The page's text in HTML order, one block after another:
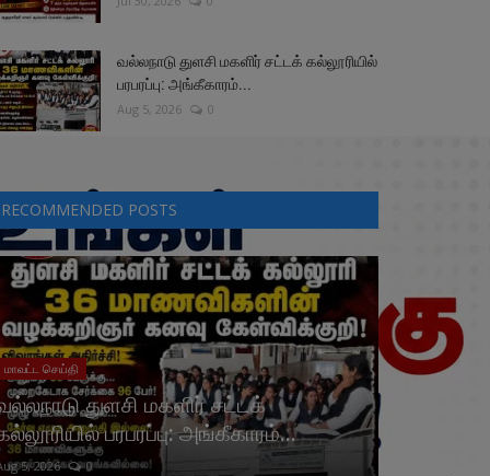
வல்லநாடு துளசி மகளிர் சட்டக் கல்லூரியில்
பரபரப்பு: அங்கீகாரம்...
Aug 5, 2026 0
RECOMMENDED POSTS
மாவட்ட செய்தி
துளசி மகளிர் சட்டக்
பரபரப்பு: அங்கீகாரம்...
5, 2026 0